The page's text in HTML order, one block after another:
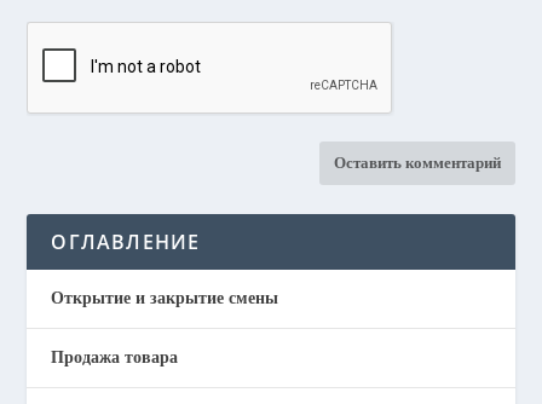
ОГЛАВЛЕНИЕ
Открытие и закрытие смены
Продажа товара